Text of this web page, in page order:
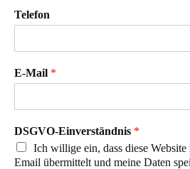
Telefon
E-Mail *
DSGVO-Einverständnis *
Ich willige ein, dass diese
Email übermittelt und meine Daten